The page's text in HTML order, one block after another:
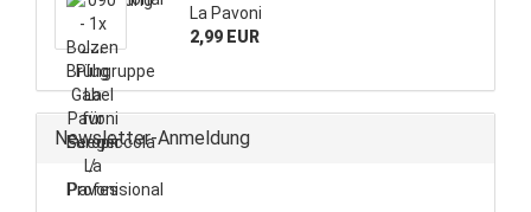
La Pavoni
2,99 EUR
Newsletter-Anmeldung